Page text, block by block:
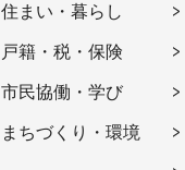
住まい・暮らし
戸籍・税・保険
市民協働・学び
まちづくり・環境